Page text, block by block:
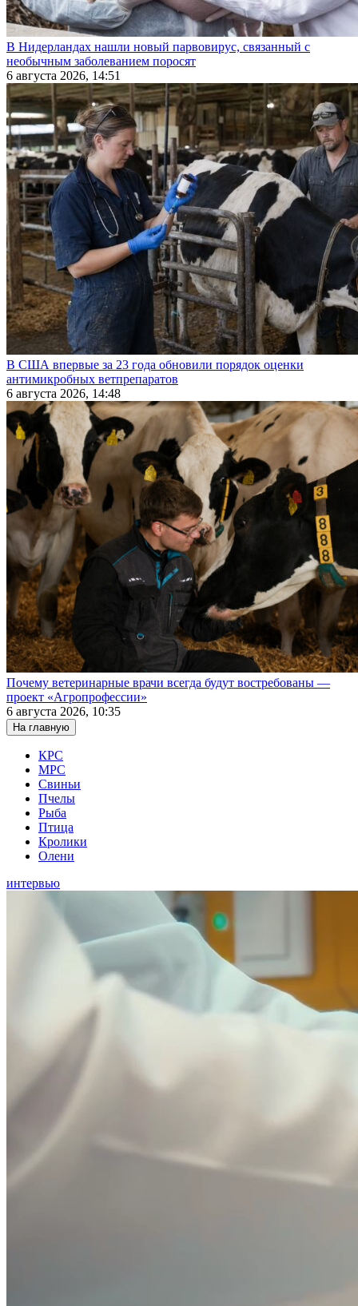
В Нидерландах нашли новый парвовирус, связанный с
необычным заболеванием поросят
6 августа 2026, 14:51
В США впервые за 23 года обновили порядок оценки
антимикробных ветпрепаратов
6 августа 2026, 14:48
Почему ветеринарные врачи всегда будут востребованы —
проект «Агропрофессии»
6 августа 2026, 10:35
На главную
КРС
МРС
Свиньи
Пчелы
Рыба
Птица
Кролики
Олени
интервью